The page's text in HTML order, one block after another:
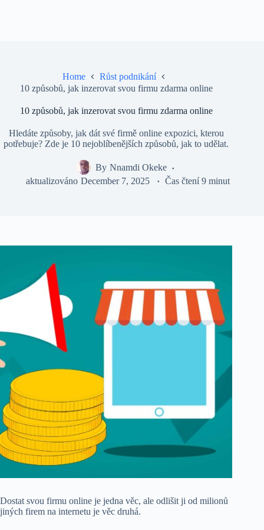
Home
Růst podnikání
10 způsobů, jak inzerovat svou firmu zdarma online
10 způsobů, jak inzerovat svou firmu zdarma online
Hledáte způsoby, jak dát své firmě online expozici, kterou
potřebuje? Zde je 10 nejoblíbenějších způsobů, jak to udělat.
By Nnamdi Okeke
aktualizováno December 7, 2025 Čas čtení 9 minut
Dostat svou firmu online je jedna věc, ale odlišit ji od milionů
jiných firem na internetu je věc druhá.